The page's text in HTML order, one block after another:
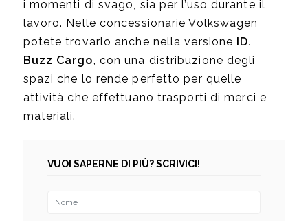
i momenti di svago, sia per l’uso durante il
lavoro. Nelle concessionarie Volkswagen
potete trovarlo anche nella versione ID.
Buzz Cargo, con una distribuzione degli
spazi che lo rende perfetto per quelle
attività che effettuano trasporti di merci e
materiali.
VUOI SAPERNE DI PIÙ? SCRIVICI!